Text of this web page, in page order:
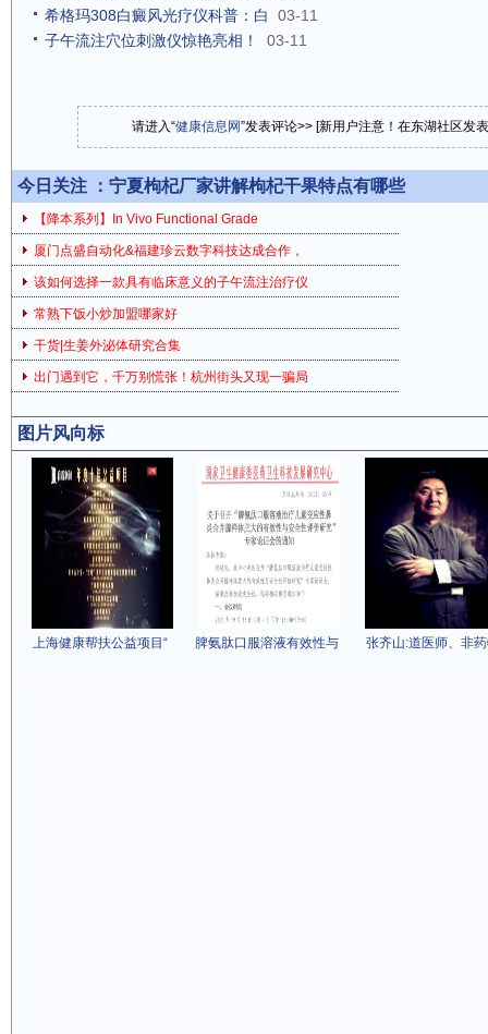
希格玛308白癜风光疗仪科普：白
03-11
子午流注穴位刺激仪惊艳亮相！
03-11
请进入“健康信息网”发表评论>> [新用户注意！在东湖社区发
今日关注 ： 宁夏枸杞厂家讲解枸杞干果特点有哪些
【降本系列】In Vivo Functional Grade
厦门点盛自动化&福建珍云数字科技达成合作，
该如何选择一款具有临床意义的子午流注治疗仪
常熟下饭小炒加盟哪家好
干货|生姜外泌体研究合集
出门遇到它，千万别慌张！杭州街头又现一骗局
图片风向标
上海健康帮扶公益项目“ 脾氨肽口服溶液有效性与 张齐山:道医师、非